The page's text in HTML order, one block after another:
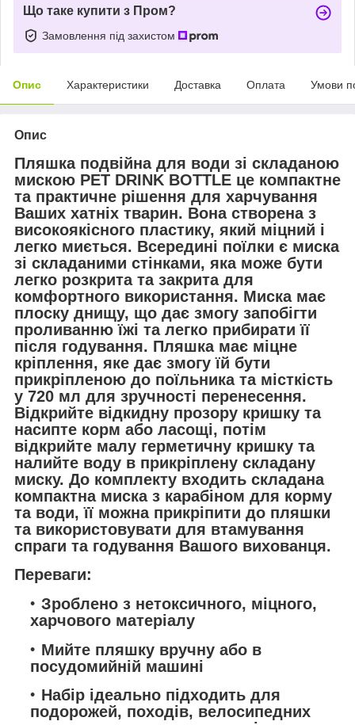
Що таке купити з Пром?
Замовлення під захистом
Опис Характеристики Доставка Оплата Умови
Опис
Пляшка подвійна для води зі складаною
мискою PET DRINK BOTTLE це компактне
та практичне рішення для харчування
Ваших хатніх тварин. Вона створена з
високоякісного пластику, який міцний і
легко миється. Всередині поїлки є миска
зі складаними стінками, яка може бути
легко розкрита та закрита для
комфортного використання. Миска має
плоску днищу, що дає змогу запобігти
проливанню їжі та легко прибирати її
після годування. Пляшка має міцне
кріплення, яке дає змогу їй бути
прикріпленою до поїльника та місткість
у 720 мл для зручності перенесення.
Відкрийте відкидну прозору кришку та
насипте корм або ласощі, потім
відкрийте малу герметичну кришку та
налийте воду в прикріплену складану
миску. До комплекту входить складана
компактна миска з карабіном для корму
та води, її можна прикріпити до пляшки
та використовувати для втамування
спраги та годування Вашого вихованця.
Переваги:
Зроблено з нетоксичного, міцного,
харчового матеріалу
Мийте пляшку вручну або в
посудомийній машині
Набір ідеально підходить для
подорожей, походів, велосипедних